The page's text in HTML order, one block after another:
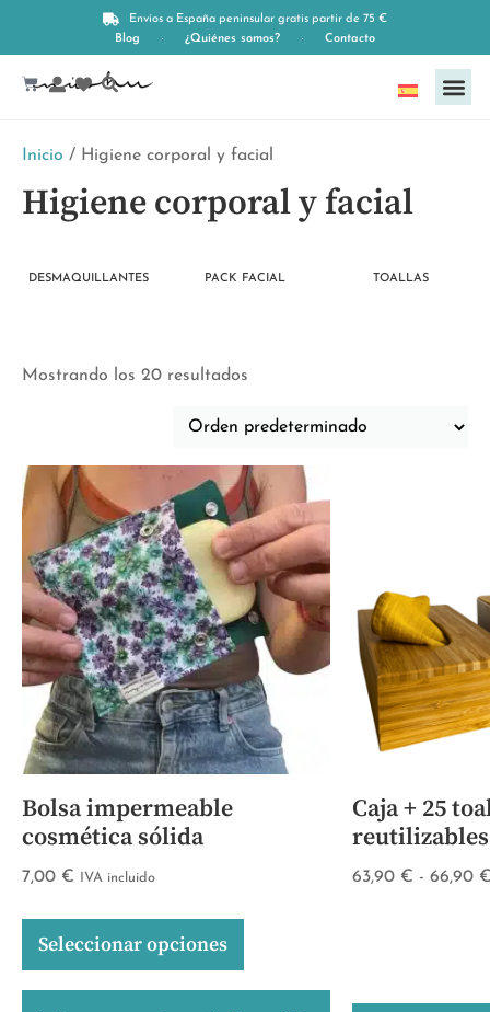
Envíos a España peninsular gratis partir de 75 €
Blog
¿Quiénes somos? Contacto
Español
Inicio / Higiene corporal y facial
Higiene corporal y facial
DESMAQUILLANTES PACK FACIAL TOALLAS
Mostrando los 20 resultados
Bolsa impermeable
cosmética sólida
7,00 € IVA incluido
Seleccionar opciones
Caja + 25
63,90 € - 66,90